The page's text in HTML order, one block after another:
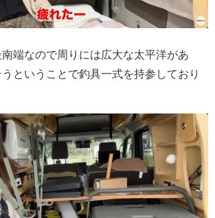
端なので周りには広大な太平洋があ
ということで釣具一式を持参しており